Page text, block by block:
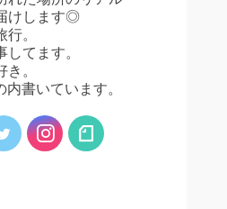
けします◎
。
してます。
。
内書いています。